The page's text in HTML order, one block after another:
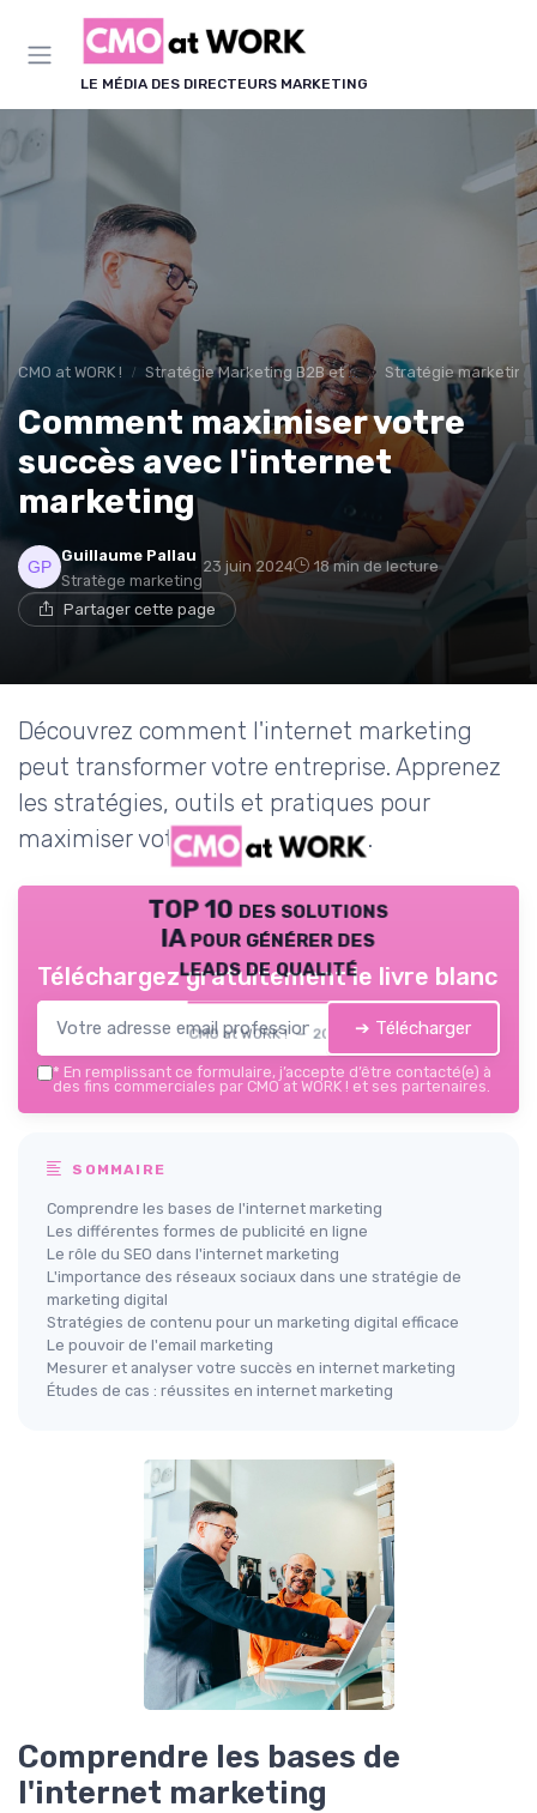
LE MÉDIA DES DIRECTEURS MARKETING
CMO at WORK ! Stratégie Marketing B2B et B2C Stratégie marketing
Comment maximiser votre
succès avec l'internet
marketing
Guillaume Pallau
Stratège marketing
23 juin 2024 18 min de lecture
Partager cette page
Découvrez comment l'internet marketing
peut transformer votre entreprise. Apprenez
les stratégies, outils et pratiques pour
maximiser votre succès en ligne.
TOP 10 des solutions
IA pour générer des
leads de qualité
CMO at WORK ! — 2026
Téléchargez gratuitement le livre blanc
➔ Télécharger
* En remplissant ce formulaire, j’accepte d’être contacté(e) à
des fins commerciales par CMO at WORK ! et ses partenaires.
SOMMAIRE
Comprendre les bases de l'internet marketing
Les différentes formes de publicité en ligne
Le rôle du SEO dans l'internet marketing
L'importance des réseaux sociaux dans une stratégie de
marketing digital
Stratégies de contenu pour un marketing digital efficace
Le pouvoir de l'email marketing
Mesurer et analyser votre succès en internet marketing
Études de cas : réussites en internet marketing
Comprendre les bases de
l'internet marketing
Panneau de gestion des cookies